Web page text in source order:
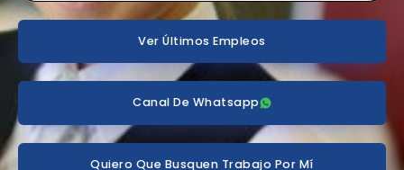
Ver Últimos Empleos
Canal De Whatsapp
Quiero Que Busquen Trabajo Por Mí